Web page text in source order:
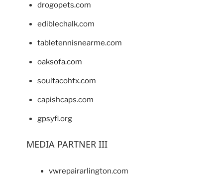
drogopets.com
ediblechalk.com
tabletennisnearme.com
oaksofa.com
soultacohtx.com
capishcaps.com
gpsyfl.org
MEDIA PARTNER III
vwrepairarlington.com